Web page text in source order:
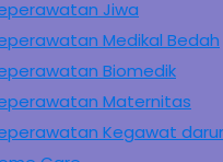
Jiwa
Medikal Bedah
Biomedik
Maternitas
Kegawat